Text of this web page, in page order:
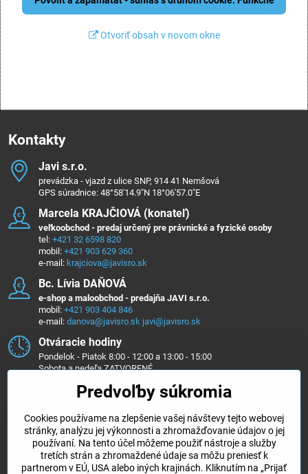
Otvoriť obsah v novom okne
Kontakty
Javi s​.r​.o​.
prevádzka - vjazd z ulice SNP, 914 41 Nemšová
GPS súradnice: 48°58'14.9"N 18°06'57.0"E
Marcela KRAJČIOVÁ (konateľ)
veľkoobchod - predaj určený pre právnické a fyzické osoby
tel: +421 32 6598 820
mobil: +421 903 629 360
e-mail: krajciova@javisro.sk
Bc​. Lívia DAŇOVÁ
e-shop a maloobchod - predajňa JAVI s.r.o.
mobil: +421 903 404 846
e-mail: danova@javisro.sk javi@javisro.sk
Otváracie hodiny
Pondelok - Piatok 8:00 - 12:00 a 13:00 - 15:00
Sobota a nedeľa ZATVORENÉ
Sledujte nás na ...
Facebook Instagram
Objednávky
Predvoľby súkromia
Cookies používame na zlepšenie vašej návštevy tejto webovej
stránky, analýzu jej výkonnosti a zhromažďovanie údajov o jej
používaní. Na tento účel môžeme použiť nástroje a služby
tretích strán a zhromaždené údaje sa môžu preniesť k
partnerom v EÚ, USA alebo iných krajinách. Kliknutím na „Prijať